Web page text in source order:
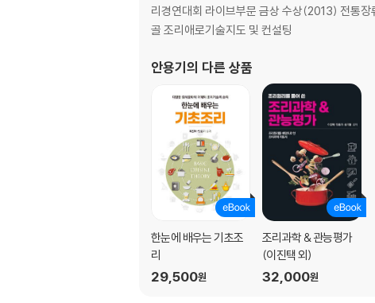
리경연대회 라이브부문 금상 수상(2013) 전통
골 조리애로기술지도 및 컨설팅
안용기의 다른 상품
한눈에 배우는 기초조
리
29,500원
조리과학 & 관능평가
(이진택 외)
32,000원